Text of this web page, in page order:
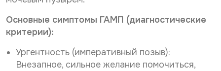
Основные симптомы ГАМП (диагностические
критерии):
Ургентность (императивный позыв):
Внезапное, сильное желание помочиться,